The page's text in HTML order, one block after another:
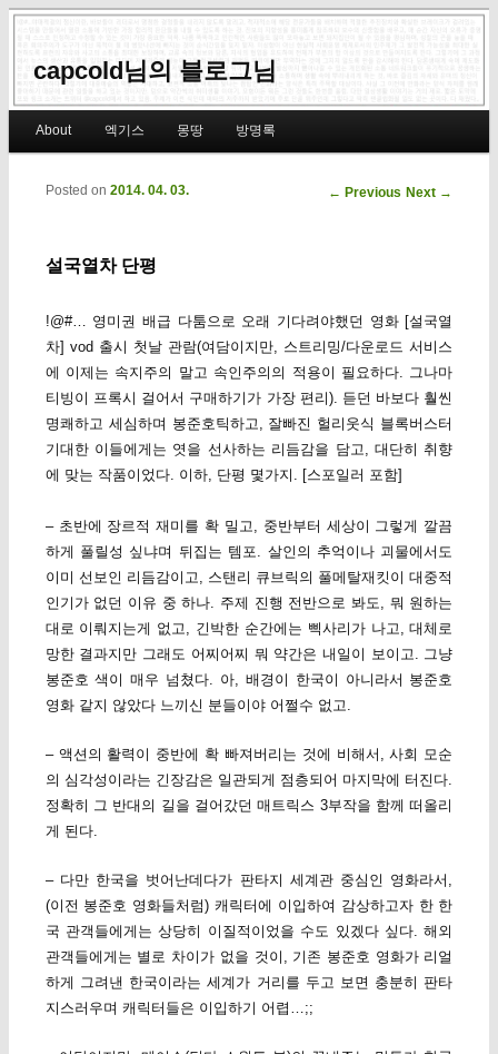
capcold님의 블로그님
Skip to primary content
Skip to secondary content
About 엑기스 몽땅 방명록
Post navigation
← Previous Next →
설국열차 단평
Posted on 2014. 04. 03.
!@#… 영미권 배급 다툼으로 오래 기다려야했던 영화 [설국열
차] vod 출시 첫날 관람(여담이지만, 스트리밍/다운로드 서비스
에 이제는 속지주의 말고 속인주의의 적용이 필요하다. 그나마
티빙이 프록시 걸어서 구매하기가 가장 편리). 듣던 바보다 훨씬
명쾌하고 세심하며 봉준호틱하고, 잘빠진 헐리웃식 블록버스터
기대한 이들에게는 엿을 선사하는 리듬감을 담고, 대단히 취향
에 맞는 작품이었다. 이하, 단평 몇가지. [스포일러 포함]
– 초반에 장르적 재미를 확 밀고, 중반부터 세상이 그렇게 깔끔
하게 풀릴성 싶냐며 뒤집는 템포. 살인의 추억이나 괴물에서도
이미 선보인 리듬감이고, 스탠리 큐브릭의 풀메탈재킷이 대중적
인기가 없던 이유 중 하나. 주제 진행 전반으로 봐도, 뭐 원하는
대로 이뤄지는게 없고, 긴박한 순간에는 삑사리가 나고, 대체로
망한 결과지만 그래도 어찌어찌 뭐 약간은 내일이 보이고. 그냥
봉준호 색이 매우 넘쳤다. 아, 배경이 한국이 아니라서 봉준호
영화 같지 않았다 느끼신 분들이야 어쩔수 없고.
– 액션의 활력이 중반에 확 빠져버리는 것에 비해서, 사회 모순
의 심각성이라는 긴장감은 일관되게 점층되어 마지막에 터진다.
정확히 그 반대의 길을 걸어갔던 매트릭스 3부작을 함께 떠올리
게 된다.
– 다만 한국을 벗어난데다가 판타지 세계관 중심인 영화라서,
(이전 봉준호 영화들처럼) 캐릭터에 이입하여 감상하고자 한 한
국 관객들에게는 상당히 이질적이었을 수도 있겠다 싶다. 해외
관객들에게는 별로 차이가 없을 것이, 기존 봉준호 영화가 리얼
하게 그려낸 한국이라는 세계가 거리를 두고 보면 충분히 판타
지스러우며 캐릭터들은 이입하기 어렵…;;